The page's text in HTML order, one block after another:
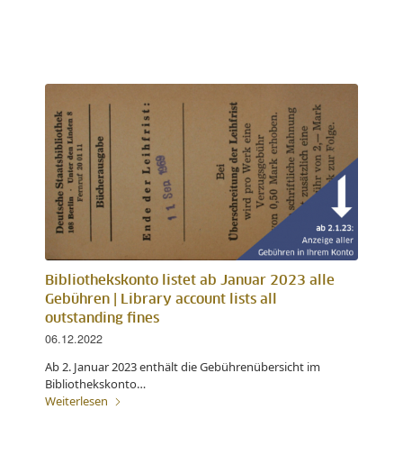
Bibliothekskonto listet ab Januar 2023 alle
Gebühren | Library account lists all
outstanding fines
06.12.2022
Ab 2. Januar 2023 enthält die Gebührenübersicht im
Bibliothekskonto…
Weiterlesen